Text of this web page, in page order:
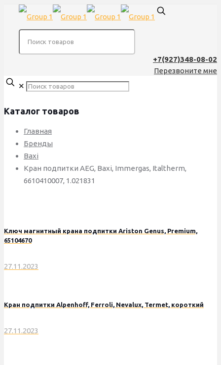
+7(927)348-08-02
Перезвоните мне
✕
Каталог товаров
Главная
Бренды
Baxi
Кран подпитки AEG, Baxi, Immergas, Italtherm,
6610410007, 1.021831
Ключ магнитный крана подпитки Ariston Genus, Premium,
65104670
27.11.2023
Кран подпитки Alpenhoff, Ferroli, Nevalux, Termet, короткий
27.11.2023